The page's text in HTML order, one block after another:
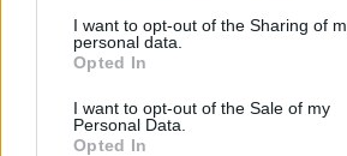
not limited to your visit or usage
grant or deny consent to Google and its
use your data for below specified
consent section.
I want to opt-out of the Sharing of
personal data.
Opted In
I want to opt-out of the Sale of my
Personal Data.
Opted In
A világ legveszélyesebb migrációs
Közép-Mediterrán útvonal, A